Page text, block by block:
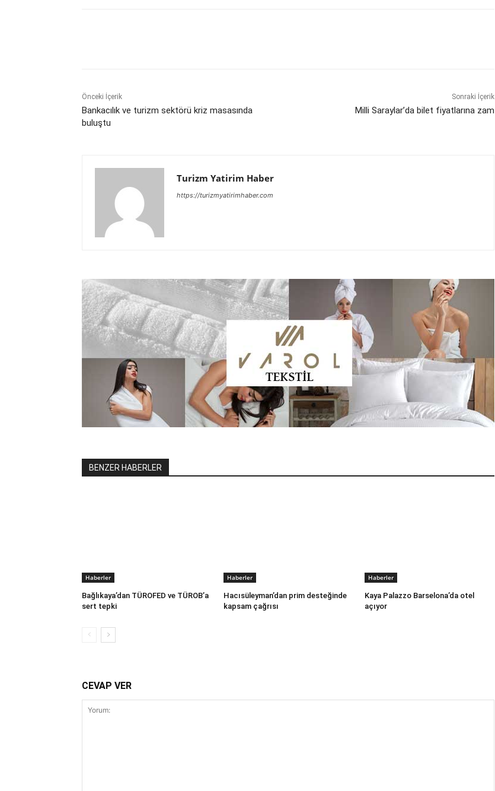
Önceki İçerik
Bankacılık ve turizm sektörü kriz masasında
buluştu
Sonraki İçerik
Milli Saraylar’da bilet fiyatlarına zam
Turizm Yatirim Haber
https://turizmyatirimhaber.com
BENZER HABERLER
Haberler
Bağlıkaya’dan TÜROFED ve TÜROB’a
sert tepki
Haberler
Hacısüleyman’dan prim desteğinde
kapsam çağrısı
Haberler
Kaya Palazzo Barselona’da otel
açıyor
CEVAP VER